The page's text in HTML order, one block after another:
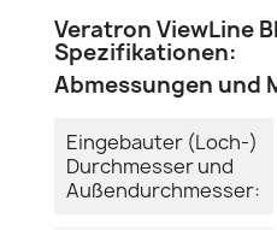
Veratron ViewLine
Spezifikationen:
Abmessungen und
Eingebauter (Loch-)
Durchmesser und
Außendurchmesser: